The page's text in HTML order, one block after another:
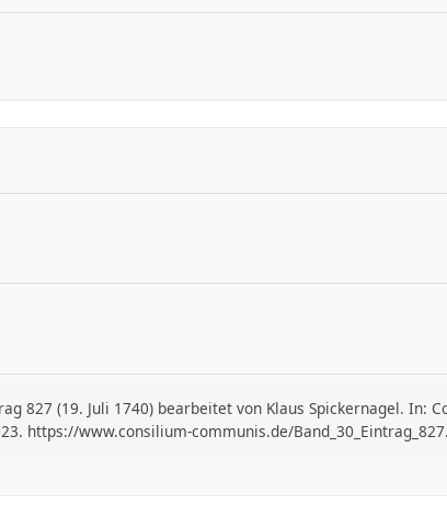
827 (19. Juli 1740) bearbeitet von Klaus Spickernagel. In:
https://www.consilium-communis.de/